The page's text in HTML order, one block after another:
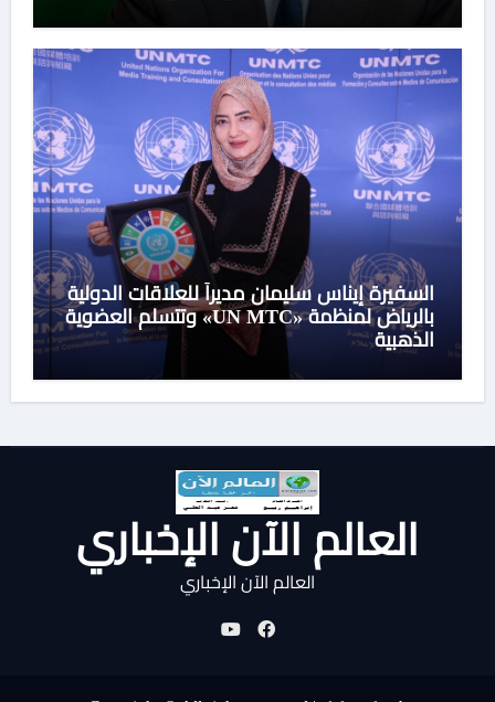
السفيرة إيناس سليمان مديراً للعلاقات الدولية
بالرياض لمنظمة «UN MTC» وتتسلم العضوية
الذهبية
العالم الآن الإخباري
العالم الآن الإخباري